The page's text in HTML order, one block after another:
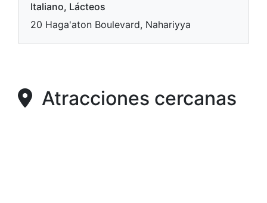
Italiano, Lácteos
20 Haga'aton Boulevard, Nahariyya
Atracciones cercanas